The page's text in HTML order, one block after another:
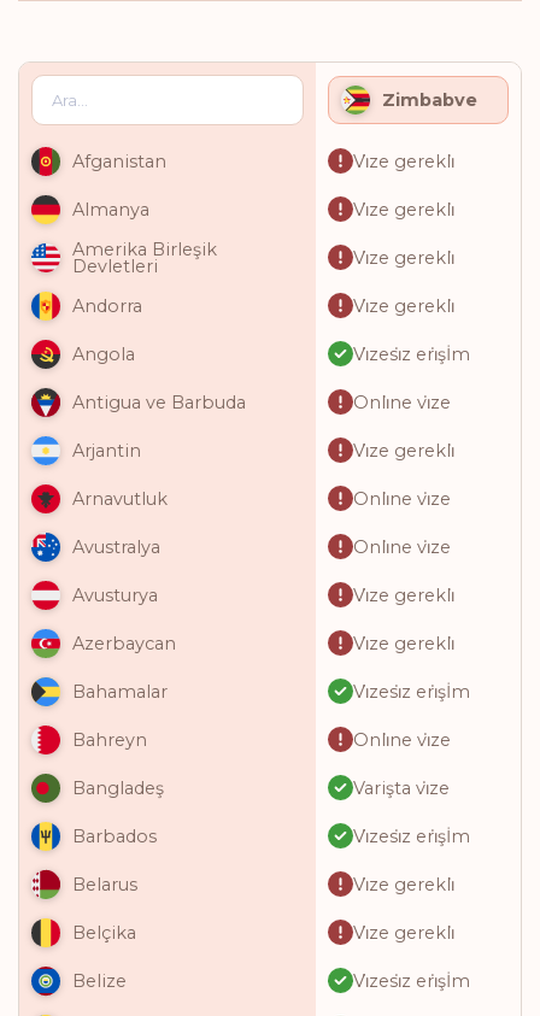
Zimbabve
Afganistan Vi̇ze gerekli̇
Almanya
Vi̇ze gerekli̇
Amerika Birleşik
Devletleri Vi̇ze gerekli̇
Andorra Vi̇ze gerekli̇
Angola Vi̇zesi̇z eri̇şİm
Antigua ve Barbuda Onli̇ne vi̇ze
Arjantin Vi̇ze gerekli̇
Arnavutluk Onli̇ne vi̇ze
Avustralya Onli̇ne vi̇ze
Avusturya Vi̇ze gerekli̇
Azerbaycan Vi̇ze gerekli̇
Bahamalar Vi̇zesi̇z eri̇şİm
Bahreyn Onli̇ne vi̇ze
Bangladeş Varişta vi̇ze
Barbados Vi̇zesi̇z eri̇şİm
Belarus Vi̇ze gerekli̇
Belçika Vi̇ze gerekli̇
Belize Vi̇zesi̇z eri̇şİm